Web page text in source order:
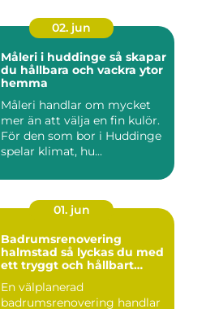
02. jun
Måleri i huddinge så skapar
du hållbara och vackra ytor
hemma
Måleri handlar om mycket
mer än att välja en fin kulör.
För den som bor i Huddinge
spelar klimat, hu...
01. jun
Badrumsrenovering
halmstad så lyckas du med
ett tryggt och hållbart
En välplanerad
badrumsrenovering handlar